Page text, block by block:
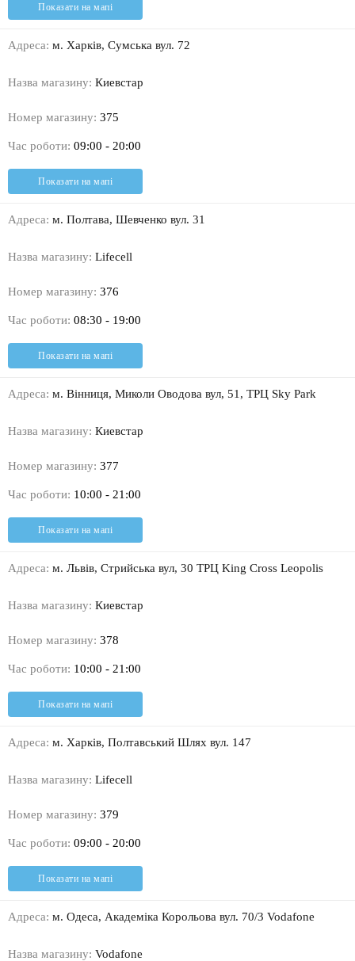
Показати на мапі
Адреса: м. Харків, Сумська вул. 72
Назва магазину: Киевстар
Номер магазину: 375
Час роботи: 09:00 - 20:00
Показати на мапі
Адреса: м. Полтава, Шевченко вул. 31
Назва магазину: Lifecell
Номер магазину: 376
Час роботи: 08:30 - 19:00
Показати на мапі
Адреса: м. Вінниця, Миколи Оводова вул, 51, ТРЦ Sky Park
Назва магазину: Киевстар
Номер магазину: 377
Час роботи: 10:00 - 21:00
Показати на мапі
Адреса: м. Львів, Стрийська вул, 30 ТРЦ King Cross Leopolis
Назва магазину: Киевстар
Номер магазину: 378
Час роботи: 10:00 - 21:00
Показати на мапі
Адреса: м. Харків, Полтавський Шлях вул. 147
Назва магазину: Lifecell
Номер магазину: 379
Час роботи: 09:00 - 20:00
Показати на мапі
Адреса: м. Одеса, Академіка Корольова вул. 70/3 Vodafone
Назва магазину: Vodafone